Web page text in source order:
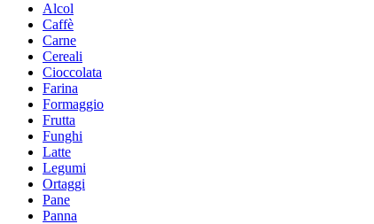
Alcol
Caffè
Carne
Cereali
Cioccolata
Farina
Formaggio
Frutta
Funghi
Latte
Legumi
Ortaggi
Pane
Panna